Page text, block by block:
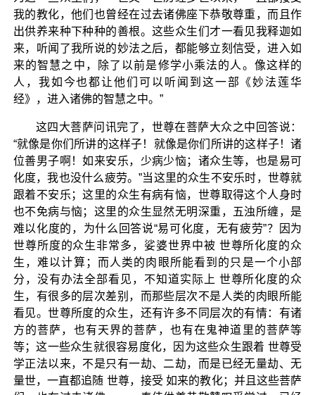
我的教化，他们也曾经在过去诸佛座下恭敬尊重，而且作
出供养来种下种种的善根。这些众生们才一看见我释迦如
来，听闻了我所说的妙法之后，都能够立刻信受，进入如
来的智慧之中，除了以前是修学小乘法的人。像这样的
人，我如今也都让他们可以听闻到这一部《妙法莲华
经》，进入诸佛的智慧之中。”
这四大菩萨问讯完了，世尊在菩萨大众之中回答说：
“就像是你们所讲的这样子！就像是你们所讲的这样子！诸
位善男子啊！如来安乐，少病少恼；诸众生等，也是易可
化度，我也没什么疲劳。”当这里的众生不安乐时，世尊就
跟着不安乐；这里的众生有病有恼，世尊取得这个人身时
也不免病与恼；这里的众生显然无明深重，五浊所缠，是
难以化度的，为什么回答说“易可化度，无有疲劳”？因为
世尊所度的众生非常多，娑婆世界中被 世尊所化度的众
生，难以计算；而人类的肉眼所能看到的只是一个小部
分，没有办法全部看见，不知道实际上 世尊所化度的众
生，有很多的层次差别，而那些层次不是人类的肉眼所能
看见。世尊所度的众生，还有许多不同层次的有情：有诸
方的菩萨，也有天界的菩萨，也有在鬼神道里的菩萨等
等；这一些众生就很容易度化，因为这些众生跟着 世尊受
学正法以来，不是只有一劫、二劫，而是已经无量劫、无
量世，一直都追随 世尊，接受 如来的教化；并且这些菩萨